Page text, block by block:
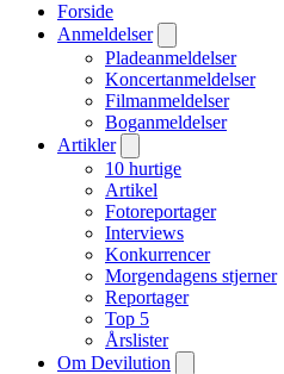
Forside
Anmeldelser
Pladeanmeldelser
Koncertanmeldelser
Filmanmeldelser
Boganmeldelser
Artikler
10 hurtige
Artikel
Fotoreportager
Interviews
Konkurrencer
Morgendagens stjerner
Reportager
Top 5
Årslister
Om Devilution